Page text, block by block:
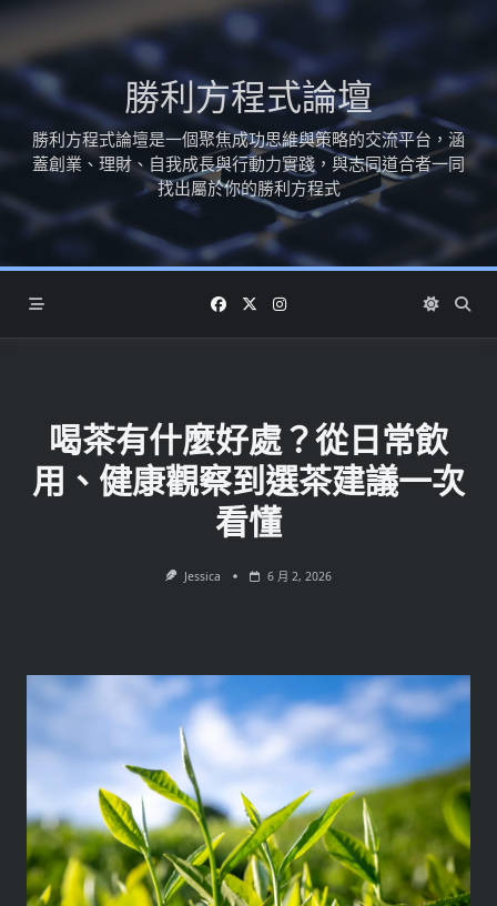
Skip
content
勝利方程式論壇
勝利方程式論壇是一個聚焦成功思維與策略的交流平台，涵
蓋創業、理財、自我成長與行動力實踐，與志同道合者一同
找出屬於你的勝利方程式
喝茶有什麼好處？從日常飲
用、健康觀察到選茶建議一次
看懂
Jessica 6 月 2, 2026